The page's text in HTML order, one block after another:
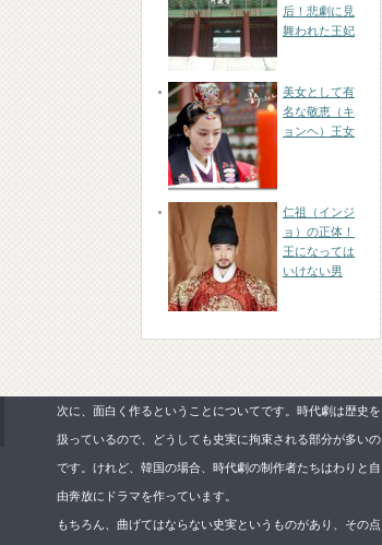
后！悲劇に見
舞われた王妃
美女として有
名な敬恵（キ
ョンヘ）王女
仁祖（インジ
ョ）の正体！
王になっては
いけない男
次に、面白く作るということについてです。時代劇は歴史を
扱っているので、どうしても史実に拘束される部分が多いの
です。けれど、韓国の場合、時代劇の制作者たちはわりと自
由奔放にドラマを作っています。
もちろん、曲げてはならない史実というものがあり、その点